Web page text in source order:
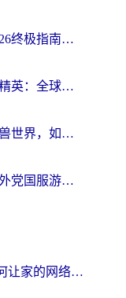
海外游戏加速器哪个好？2026终极指南帮你畅玩国服+解决卡顿难题
身在海外，如何找回《反恐精英：全球攻势》国服的丝滑手感？一份给你的终极指南
从纽约到暴风城：美国玩魔兽世界，如何找到你的最佳网络航线
日本怎么玩奥拉星不卡？海外党国服游戏加速器选择全攻略
Openwrt 回国：在海外，如何让家的网络触手可及